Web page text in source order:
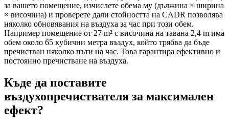
за вашето помещение, изчислете обема му (дължина × ширина
× височина) и проверете дали стойността на CADR позволява
няколко обновявания на въздуха за час при този обем.
Например помещение от 27 m² с височина на тавана 2,4 m има
обем около 65 кубични метра въздух, който трябва да бъде
пречистван няколко пъти на час. Това гарантира ефективно и
постоянно пречистване на въздуха.
Къде да поставите
въздухопречиствателя за максимален
ефект?